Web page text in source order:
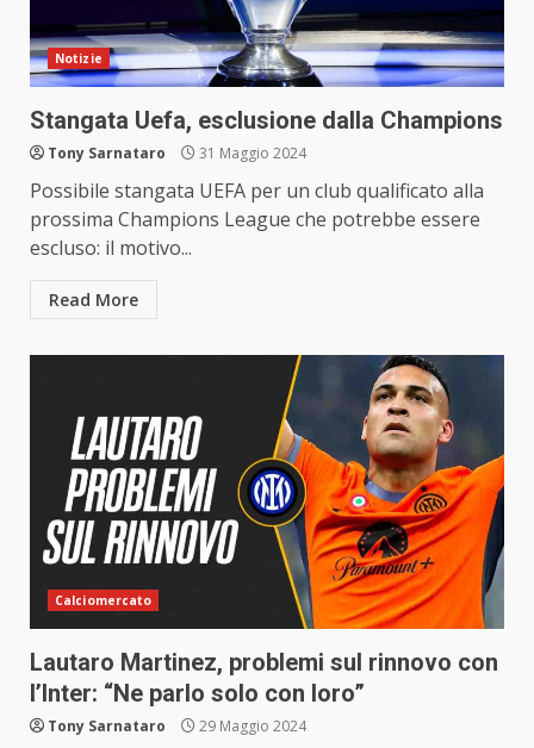
Notizie
Stangata Uefa, esclusione dalla Champions
Tony Sarnataro 31 Maggio 2024
Possibile stangata UEFA per un club qualificato alla
prossima Champions League che potrebbe essere
escluso: il motivo...
Read More
Calciomercato
Lautaro Martinez, problemi sul rinnovo con
l’Inter: “Ne parlo solo con loro”
Tony Sarnataro 29 Maggio 2024